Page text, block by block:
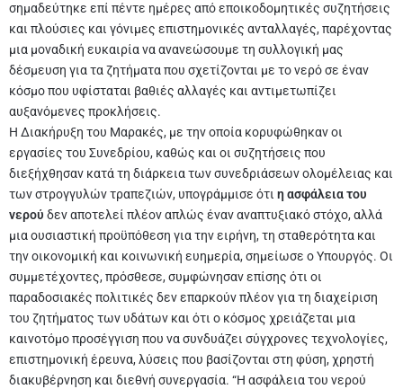
σημαδεύτηκε επί πέντε ημέρες από εποικοδομητικές συζητήσεις
και πλούσιες και γόνιμες επιστημονικές ανταλλαγές, παρέχοντας
μια μοναδική ευκαιρία να ανανεώσουμε τη συλλογική μας
δέσμευση για τα ζητήματα που σχετίζονται με το νερό σε έναν
κόσμο που υφίσταται βαθιές αλλαγές και αντιμετωπίζει
αυξανόμενες προκλήσεις.
Η Διακήρυξη του Μαρακές, με την οποία κορυφώθηκαν οι
εργασίες του Συνεδρίου, καθώς και οι συζητήσεις που
διεξήχθησαν κατά τη διάρκεια των συνεδριάσεων ολομέλειας και
των στρογγυλών τραπεζιών, υπογράμμισε ότι η ασφάλεια του
νερού δεν αποτελεί πλέον απλώς έναν αναπτυξιακό στόχο, αλλά
μια ουσιαστική προϋπόθεση για την ειρήνη, τη σταθερότητα και
την οικονομική και κοινωνική ευημερία, σημείωσε ο Υπουργός. Οι
συμμετέχοντες, πρόσθεσε, συμφώνησαν επίσης ότι οι
παραδοσιακές πολιτικές δεν επαρκούν πλέον για τη διαχείριση
του ζητήματος των υδάτων και ότι ο κόσμος χρειάζεται μια
καινοτόμο προσέγγιση που να συνδυάζει σύγχρονες τεχνολογίες,
επιστημονική έρευνα, λύσεις που βασίζονται στη φύση, χρηστή
διακυβέρνηση και διεθνή συνεργασία. “Η ασφάλεια του νερού